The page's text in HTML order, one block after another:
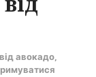
авокадо,